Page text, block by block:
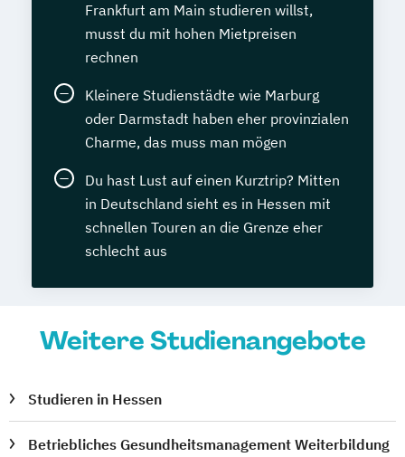
Frankfurt am Main studieren willst,
musst du mit hohen Mietpreisen
rechnen
Kleinere Studienstädte wie Marburg
oder Darmstadt haben eher provinzialen
Charme, das muss man mögen
Du hast Lust auf einen Kurztrip? Mitten
in Deutschland sieht es in Hessen mit
schnellen Touren an die Grenze eher
schlecht aus
Weitere Studienangebote
Studieren in Hessen
Betriebliches Gesundheitsmanagement Weiterbildung